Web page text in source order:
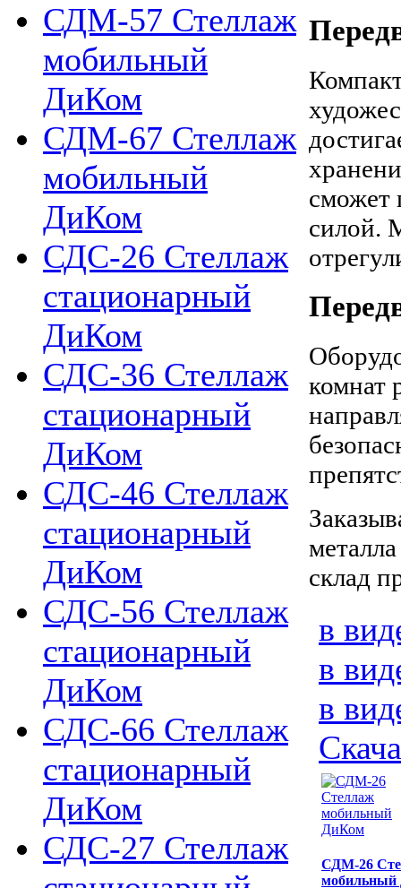
СДМ-57 Стеллаж
мобильный
ДиКом
СДМ-67 Стеллаж
мобильный
ДиКом
СДС-26 Стеллаж
стационарный
ДиКом
СДС-36 Стеллаж
стационарный
ДиКом
СДС-46 Стеллаж
стационарный
ДиКом
СДС-56 Стеллаж
стационарный
ДиКом
СДС-66 Стеллаж
стационарный
ДиКом
СДС-27 Стеллаж
сможет
силой.
комнат
склад
в
в
в
СДМ-26